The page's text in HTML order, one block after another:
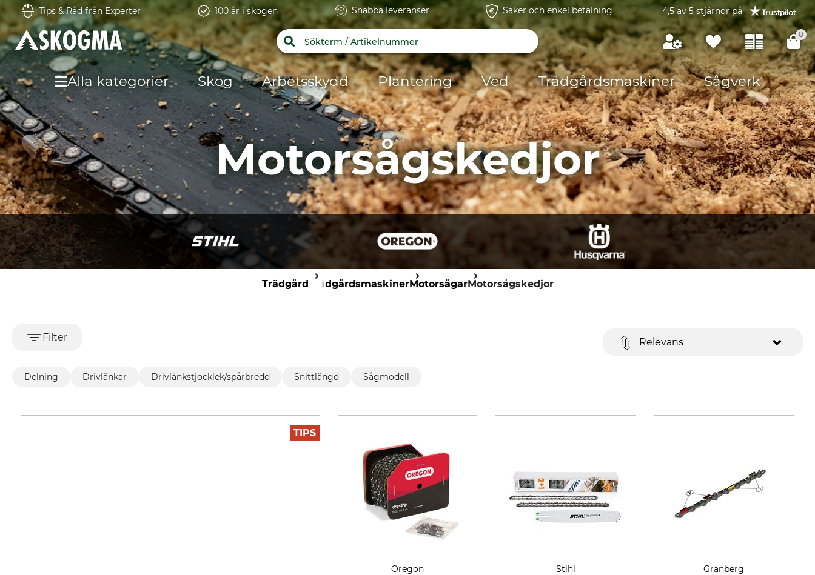
Tips & Råd från Experter 100 år i skogen Snabba leveranser Säker och enkel betalning 4,5 av 5 stjärnor på
0
Alla kategorier Skog Arbetsskydd Plantering Ved Trädgårdsmaskiner Sågverk
Motorsågskedjor
Trädgård TrädgårdsmaskinerMotorsågarMotorsågskedjor
Filter Relevans
Delning Drivlänkar Drivlänkstjocklek/spårbredd Snittlängd Sågmodell
TIPS
Oregon Stihl Granberg